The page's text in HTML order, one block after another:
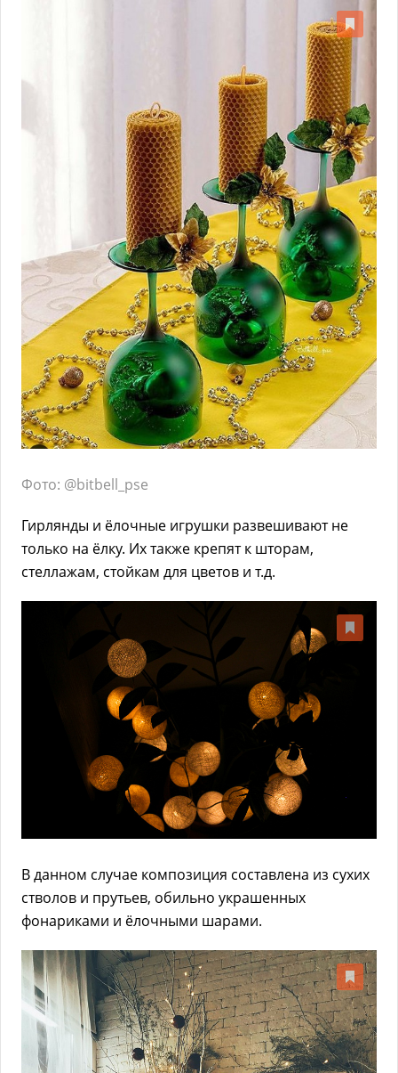
Фото: @bitbell_pse
Гирлянды и ёлочные игрушки развешивают не
только на ёлку. Их также крепят к шторам,
стеллажам, стойкам для цветов и т.д.
В данном случае композиция составлена из сухих
стволов и прутьев, обильно украшенных
фонариками и ёлочными шарами.